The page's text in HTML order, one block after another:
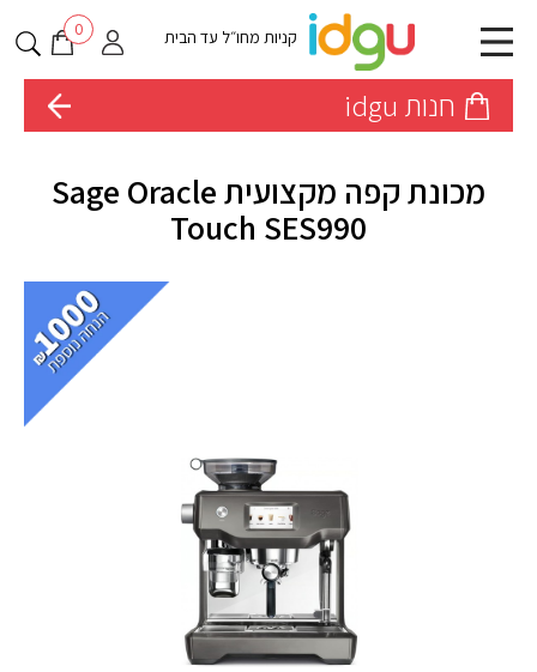
קניות מחו״ל עד הבית 0
חנות idgu
מכונת קפה מקצועית Sage Oracle
Touch SES990